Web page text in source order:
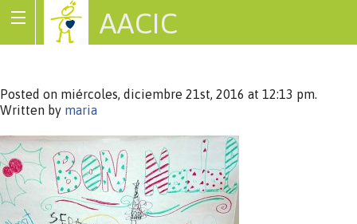
AACIC
Posted on miércoles, diciembre 21st, 2016 at 12:13 pm.
Written by maria